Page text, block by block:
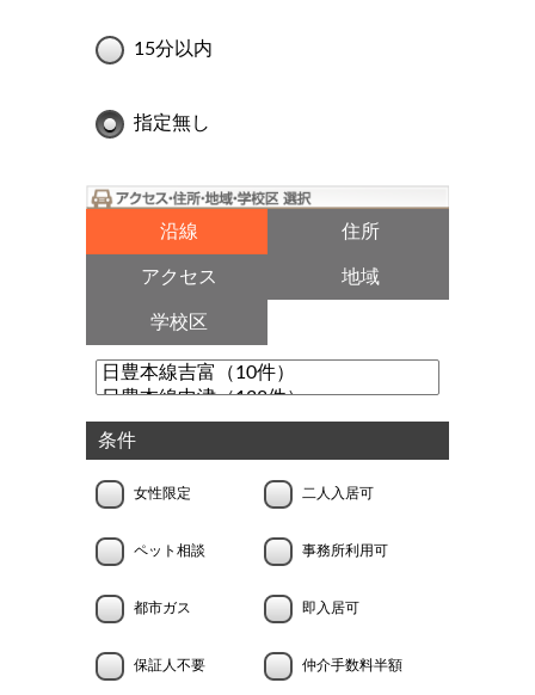
15分以内
指定無し
沿線 住所
アクセス 地域
学校区
条件
女性限定 二人入居可
ペット相談 事務所利用可
都市ガス 即入居可
保証人不要 仲介手数料半額